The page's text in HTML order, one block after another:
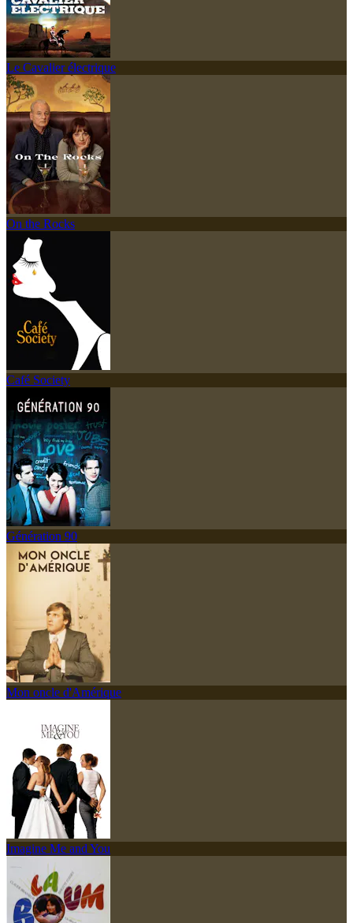
Le Cavalier électrique
On the Rocks
Café Society
Génération 90
Mon oncle d'Amérique
Imagine Me and You